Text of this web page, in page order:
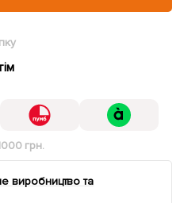
грн.
виробництво та